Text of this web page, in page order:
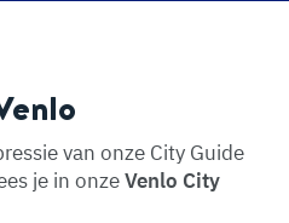
van onze City Guide
je in onzeVenlo City